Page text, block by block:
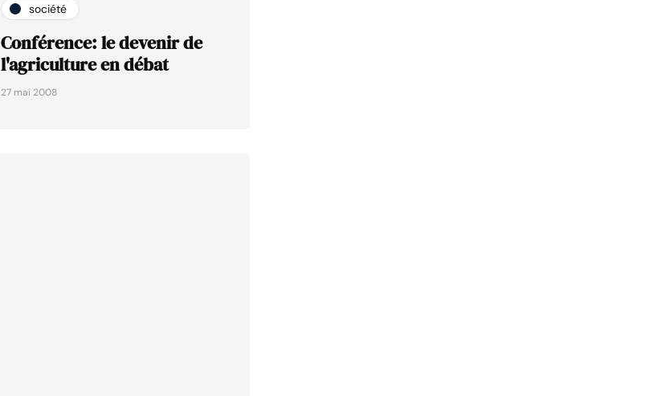
société
Conférence: le devenir de
l'agriculture en débat
27 mai 2008